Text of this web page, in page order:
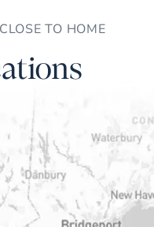
TO HOME